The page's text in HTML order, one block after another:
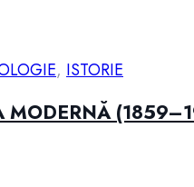
, ISTORIE
MODERNĂ